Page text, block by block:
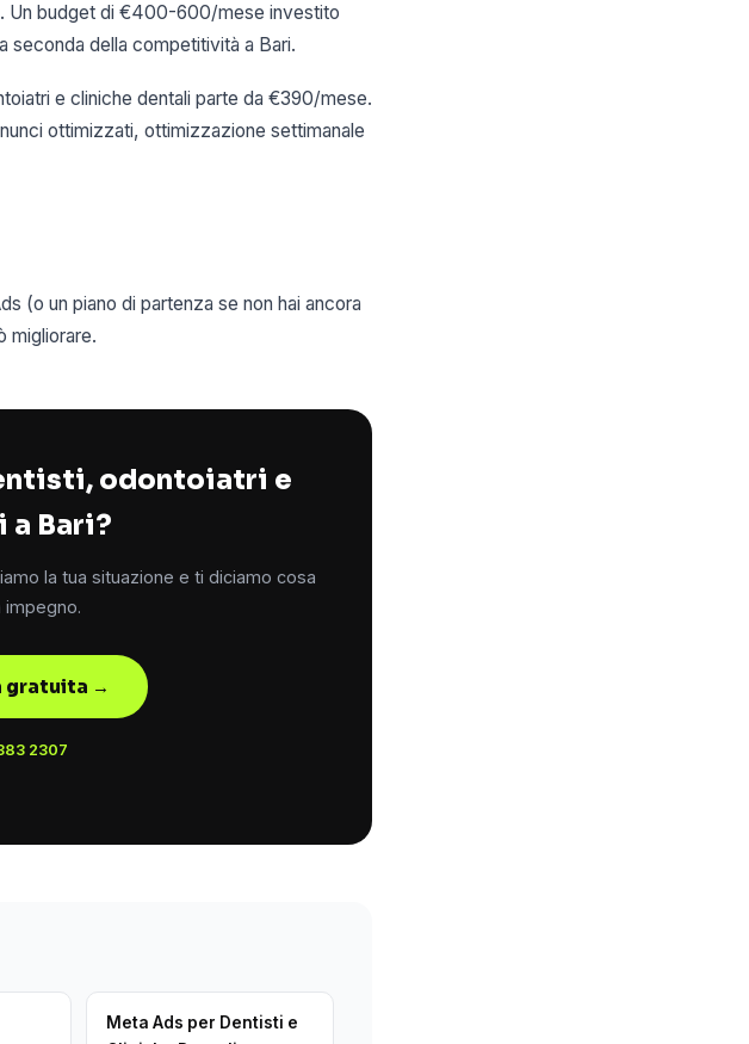
Un budget di €400-600/mese investito
seconda della competitività a Bari.
e cliniche dentali parte da €390/mese.
ottimizzati, ottimizzazione settimanale
(o un piano di partenza se non hai ancora
migliorare.
odontoiatri e
Bari?
la tua situazione e ti diciamo cosa
gratuita →
2307
Meta Ads per Dentisti e